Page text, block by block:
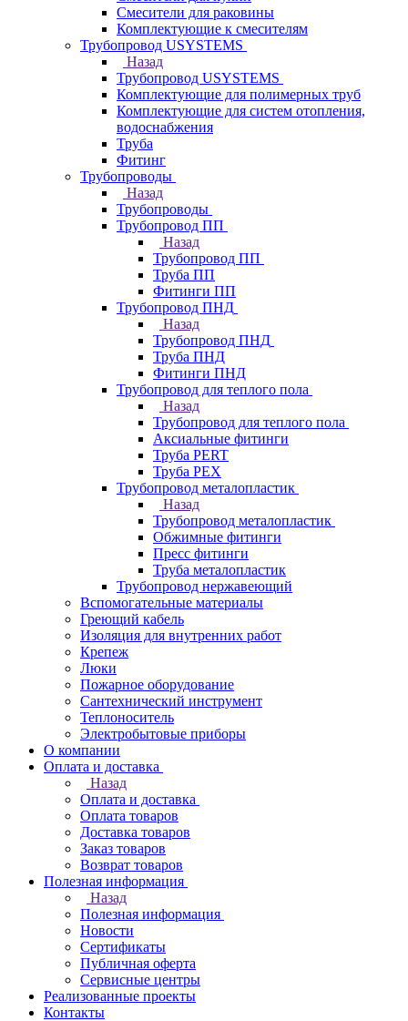
Смесители для раковины
Комплектующие к смесителям
Трубопровод USYSTEMS
Назад
Трубопровод USYSTEMS
Комплектующие для полимерных труб
Комплектующие для систем отопления,
водоснабжения
Труба
Фитинг
Трубопроводы
Назад
Трубопроводы
Трубопровод ПП
Назад
Трубопровод ПП
Труба ПП
Фитинги ПП
Трубопровод ПНД
Назад
Трубопровод ПНД
Труба ПНД
Фитинги ПНД
Трубопровод для теплого пола
Назад
Трубопровод для теплого пола
Аксиальные фитинги
Труба PERT
Труба PEX
Трубопровод металопластик
Назад
Трубопровод металопластик
Обжимные фитинги
Пресс фитинги
Труба металопластик
Трубопровод нержавеющий
Вспомогательные материалы
Греющий кабель
Изоляция для внутренних работ
Крепеж
Люки
Пожарное оборудование
Сантехнический инструмент
Теплоноситель
Электробытовые приборы
О компании
Оплата и доставка
Назад
Оплата и доставка
Оплата товаров
Доставка товаров
Заказ товаров
Возврат товаров
Полезная информация
Назад
Полезная информация
Новости
Сертификаты
Публичная оферта
Сервисные центры
Реализованные проекты
Контакты